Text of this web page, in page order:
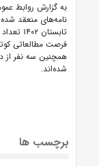
به گزارش روابط
نامه‌های منعقد شده
فرصت مطالعاتی
همچنین سه نفر از
شده‌اند.
برچسب ها